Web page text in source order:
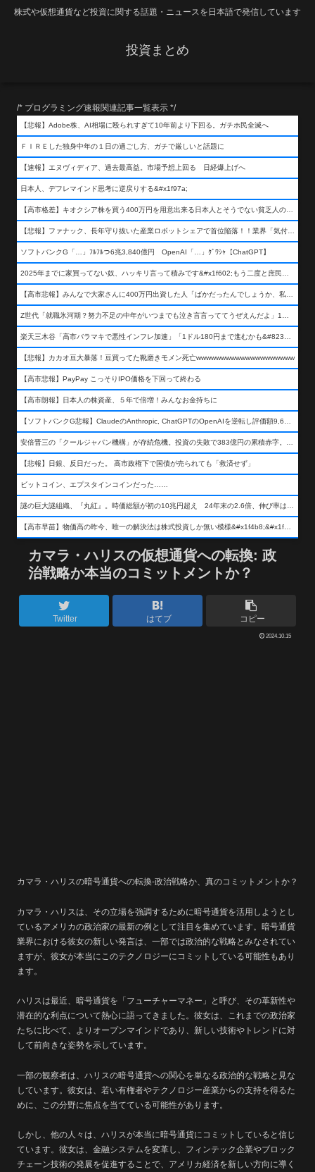
株式や仮想通貨など投資に関する話題・ニュースを日本語で発信しています
投資まとめ
/* プログラミング速報関連記事一覧表示 */
【悲報】Adobe株、AI相場に殴られすぎて10年前より下回る。ガチホ民全滅へ
ＦＩＲＥした独身中年の１日の過ごし方、ガチで厳しいと話題に
【速報】エヌヴィディア、過去最高益。市場予想上回る 日経爆上げへ
日本人、デフレマインド思考に逆戻りする&#x1f97a;
【高市格差】キオクシア株を買う400万円を用意出来る日本人とそうでない貧乏人の差が超広まるって事よ
【悲報】ファナック、長年守り抜いた産業ロボットシェアで首位陥落！！業界「気付いたら一気に抜かれていた…」
ソフトバンクG「…」ﾌﾙﾌﾙつ6兆3,840億円 OpenAI「…」ｸﾞﾜｼｬ【ChatGPT】
2025年までに家買ってない奴、ハッキリ言って積みです&#x1f602;もう二度と庶民が買える値段になりません&#x1f602;&#x1f602;&#x1f602;
【高市悲報】みんなで大家さんに400万円出資した人「ばかだったんでしょうか、私は&#x1f622;」
Z世代「就職氷河期？努力不足の中年がいつまでも泣き言言っててうぜえんだよ」1万いいね
楽天三木谷「高市バラマキで悪性インフレ加速」「1ドル180円まで進むかも&#8230;もう看過できない」
【悲報】カカオ豆大暴落！豆買ってた靴磨きモメン死亡wwwwwwwwwwwwwwwwwwww
【高市悲報】PayPay こっそりIPO価格を下回って終わる
【高市朗報】日本人の株資産、５年で倍増！みんなお金持ちに
【ソフトバンクG悲報】ClaudeのAnthropic, ChatGPTのOpenAIを逆転し評価額9,650億ドル (約154兆円) の世界一価値あるAI企業に……
安倍晋三の「クールジャパン機構」が存続危機。投資の失敗で383億円の累積赤字。2025年度決算も大赤字の可能性。責任の所在はウヤムヤ
【悲報】日銀、反日だった。 高市政権下で国債が売られても「救済せず」
ビットコイン、エプスタインコインだった……
謎の巨大謎組織、『丸紅』。時価総額が初の10兆円超え 24年末の2.6倍、伸び率は謎組織首位
【高市早苗】物価高の昨今、唯一の解決法は株式投資しか無い模様&#x1f4b8;&#x1f4b8;&#x1f4b8;
カマラ・ハリスの仮想通貨への転換: 政
治戦略か本当のコミットメントか？
Twitter はてブ コピー
2024.10.15
カマラ・ハリスの暗号通貨への転換-政治戦略か、真のコミットメントか？
カマラ・ハリスは、その立場を強調するために暗号通貨を活用しようとし
ているアメリカの政治家の最新の例として注目を集めています。暗号通貨
業界における彼女の新しい発言は、一部では政治的な戦略とみなされてい
ますが、彼女が本当にこのテクノロジーにコミットしている可能性もあり
ます。
ハリスは最近、暗号通貨を「フューチャーマネー」と呼び、その革新性や
潜在的な利点について熱心に語ってきました。彼女は、これまでの政治家
たちに比べて、よりオープンマインドであり、新しい技術やトレンドに対
して前向きな姿勢を示しています。
一部の観察者は、ハリスの暗号通貨への関心を単なる政治的な戦略と見な
しています。彼女は、若い有権者やテクノロジー産業からの支持を得るた
めに、この分野に焦点を当てている可能性があります。
しかし、他の人々は、ハリスが本当に暗号通貨にコミットしていると信じ
ています。彼女は、金融システムを変革し、フィンテック企業やブロック
チェーン技術の発展を促進することで、アメリカ経済を新しい方向に導く